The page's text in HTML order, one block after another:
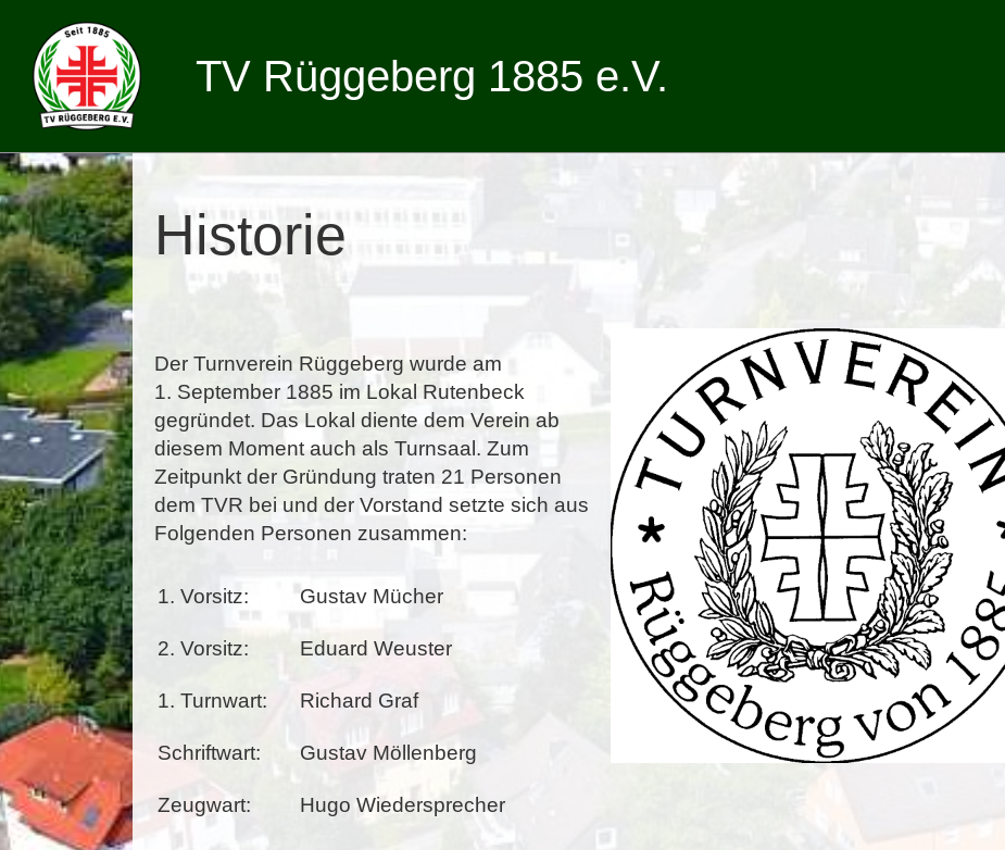
TV Rüggeberg 1885 e.V.
Historie
Der Turnverein Rüggeberg wurde am
1. September 1885 im Lokal Rutenbeck
gegründet. Das Lokal diente dem Verein ab
diesem Moment auch als Turnsaal. Zum
Zeitpunkt der Gründung traten 21 Personen
dem TVR bei und der Vorstand setzte sich aus
Folgenden Personen zusammen:
1. Vorsitz: Gustav Mücher
2. Vorsitz: Eduard Weuster
1. Turnwart: Richard Graf
Schriftwart: Gustav Möllenberg
Zeugwart: Hugo Wiedersprecher